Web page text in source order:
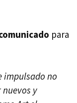
para
impulsado no
y